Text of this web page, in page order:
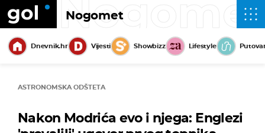
Nogomet
Dnevnik.hr Vijesti Showbizz Lifestyle
ASTRONOMSKA ODŠTETA
Nakon Modrića evo i njega: Englezi